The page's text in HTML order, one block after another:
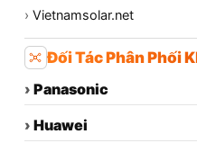
› Vietnamsolar.net
Đối Tác Phân Phối
› Panasonic
› Huawei